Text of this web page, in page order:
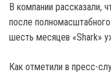
В компании рассказали,
после
шесть месяцев «Shark»
Как отметили в пресс-